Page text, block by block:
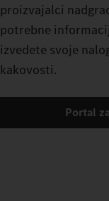
proizvajalci
potrebne
izvedete svoje
kakovosti.
Portal